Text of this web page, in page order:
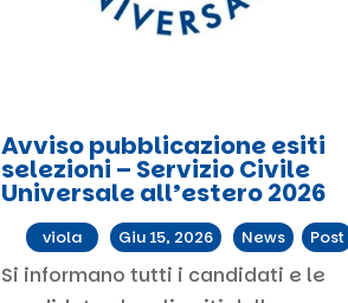
Avviso pubblicazione esiti
selezioni – Servizio Civile
Universale all’estero 2026
da viola | Giu 15, 2026 | News , Post
Si informano tutti i candidati e le